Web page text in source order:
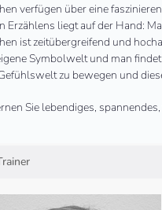
verfügen über eine
Erzählens liegt auf der Hand:
ist zeitübergreifend und
Symbolwelt und man
zu bewegen und
Sie lebendiges,